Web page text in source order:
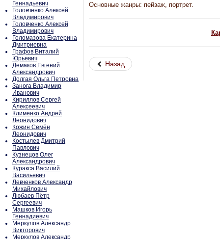
Геннадьевич
Головченко Алексей
Владимирович
Головченко Алексей
Владимирович
Голомазова Екатерина
Дмитриевна
Графов Виталий
Юрьевич
Демаков Евгений
Александрович
Долгая Ольга Петровна
Занога Владимир
Иванович
Кириллов Сергей
Алексеевич
Клименко Андрей
Леонидович
Кожин Семён
Леонидович
Костылев Дмитрий
Павлович
Кузнецов Олег
Александрович
Куракса Василий
Васильевич
Левченков Александр
Михайлович
Любаев Пётр
Сергеевич
Машков Игорь
Геннадиевич
Меркулов Александр
Викторович
Меркулов Александр
Основные жанры: пейзаж, портрет.
Назад